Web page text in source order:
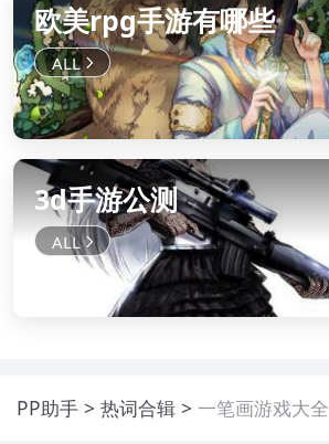
欧美rpg手游有哪些
3d手游公测
PP助手 热词合辑 一笔画游戏大全